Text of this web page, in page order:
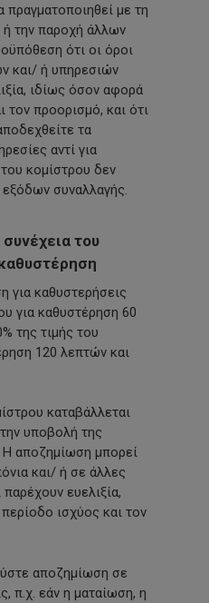
με τη
την παροχή άλλων
ότι οι όροι
και/ ή υπηρεσιών
ιδίως όσον αφορά
τον προορισμό, και ότι
τα
αντί για
κομίστρου δεν
συναλλαγής.
του
για καθυστερήσεις
για καθυστέρηση 60
της τιμής του
120 λεπτών και
καταβάλλεται
υποβολή της
αποζημίωση μπορεί
και/ ή σε άλλες
ευελιξία,
ισχύος και τον
αποζημίωση σε
π.χ. εάν η ματαίωση, η